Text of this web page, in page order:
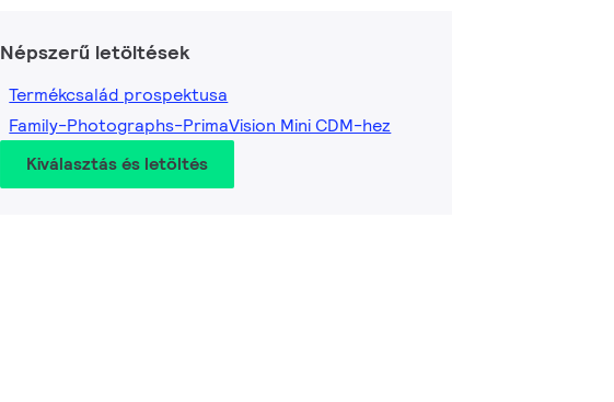
Népszerű letöltések
Termékcsalád prospektusa
Family-Photographs-PrimaVision Mini CDM-hez
Kiválasztás és letöltés